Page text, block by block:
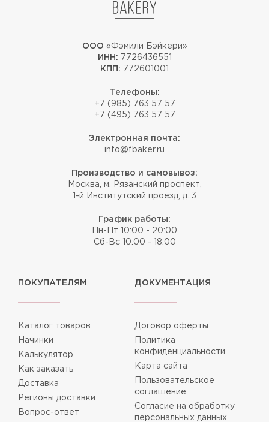
ООО «Фэмили Бэйкери»
ИНН: 7726436551
КПП: 772601001
Телефоны:
+7 (985) 763 57 57
+7 (495) 763 57 57
Электронная почта:
info@fbaker.ru
Производство и самовывоз:
Москва, м. Рязанский проспект,
1-й Институтский проезд, д. 3
График работы:
Пн-Пт 10:00 - 20:00
Сб-Вс 10:00 - 18:00
ПОКУПАТЕЛЯМ
Каталог товаров
Начинки
Калькулятор
Как заказать
Доставка
Регионы доставки
Вопрос-ответ
ДОКУМЕНТАЦИЯ
Договор оферты
Политика
конфиденциальности
Карта сайта
Пользовательское
соглашение
Согласие на обработку
персональных данных